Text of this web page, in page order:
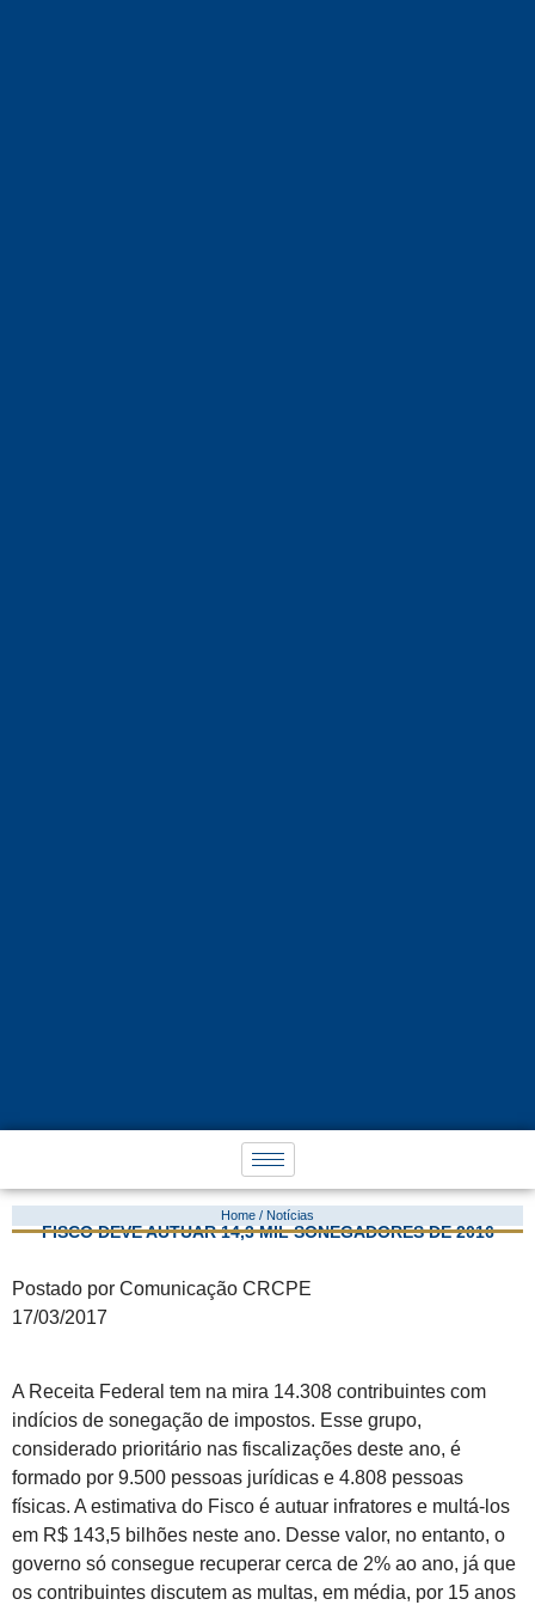
FISCO DEVE AUTUAR 14,3 MIL SONEGADORES DE 2016
Home / Notícias
Postado por Comunicação CRCPE
17/03/2017
A Receita Federal tem na mira 14.308 contribuintes com
indícios de sonegação de impostos. Esse grupo,
considerado prioritário nas fiscalizações deste ano, é
formado por 9.500 pessoas jurídicas e 4.808 pessoas
físicas. A estimativa do Fisco é autuar infratores e multá-los
em R$ 143,5 bilhões neste ano. Desse valor, no entanto, o
governo só consegue recuperar cerca de 2% ao ano, já que
os contribuintes discutem as multas, em média, por 15 anos